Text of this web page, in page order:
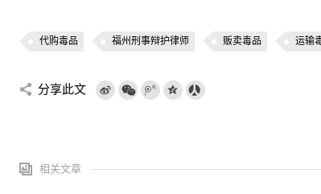
代购毒品 福州刑事辩护律师 贩卖毒品 运输
分享此文
相关文章